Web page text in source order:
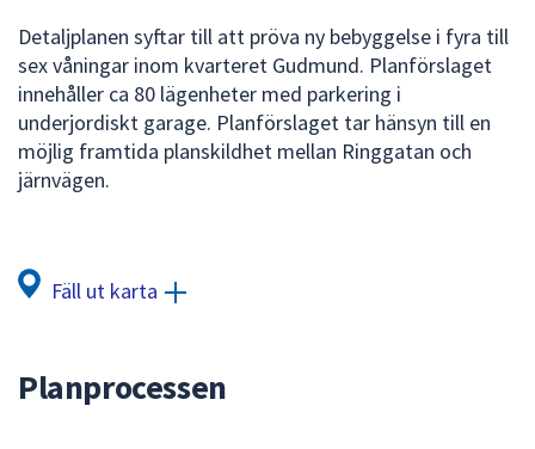
under
fältet.
Använd
piltangenterna
för
att
Detaljplanen syftar till att pröva ny bebyggelse i fyra till
sex våningar inom kvarteret Gudmund. Planförslaget
innehåller ca 80 lägenheter med parkering i
underjordiskt garage. Planförslaget tar hänsyn till en
möjlig framtida planskildhet mellan Ringgatan och
järnvägen.
Fäll ut karta
Planprocessen